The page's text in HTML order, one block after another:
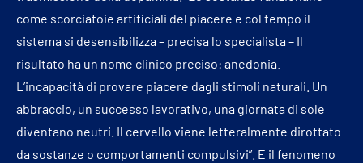
come scorciatoie artificiali del piacere e col tempo il
sistema si desensibilizza – precisa lo specialista – Il
risultato ha un nome clinico preciso: anedonia.
L’incapacità di provare piacere dagli stimoli naturali. Un
abbraccio, un successo lavorativo, una giornata di sole
diventano neutri. Il cervello viene letteralmente dirottato
da sostanze o comportamenti compulsivi”. E il fenomeno